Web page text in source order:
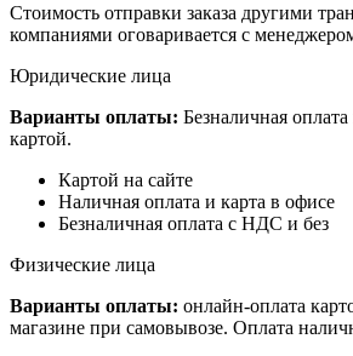
Стоимость отправки заказа другими
компаниями оговаривается с
Юридические лица
Варианты оплаты: Безналичная
картой.
Картой на сайте
Наличная оплата и карта в офисе
Безналичная оплата с НДС и без
Физические лица
Варианты оплаты: онлайн-оплата
магазине при самовывозе. Оплата